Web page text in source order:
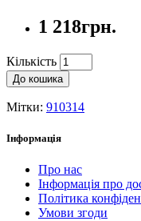
1 218грн.
Кількість
До кошика
Мітки: 910314
Інформація
Про нас
Інформація про
Політика
Умови згоди